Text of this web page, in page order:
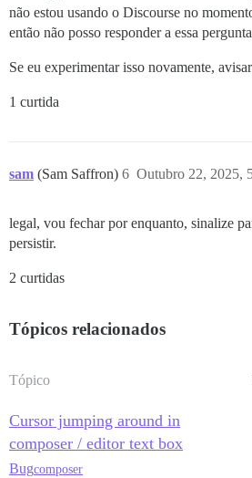
não estou usando o Discourse no
então não posso responder a essa
Se eu experimentar isso novamente,
1 curtida
sam (Sam Saffron) Outubro 22, 2025,
6
legal, vou fechar por enquanto, sinalize
persistir.
2 curtidas
Tópicos relacionados
Tópico
Cursor jumping around in
composer / editor text box
Bugcomposer